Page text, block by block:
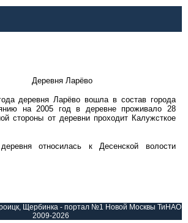
Деревня Ларёво
деревня Ларёво вошла в состав города
на 2005 год в деревне проживало 28
стороны от деревни проходит Калужсткое
относилась к Десенской волости
Щербинка - портал №1 Новой Москвы ТиНАО
2009-2026